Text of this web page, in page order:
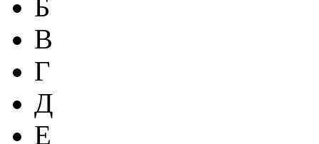
Б
В
Г
Д
Е